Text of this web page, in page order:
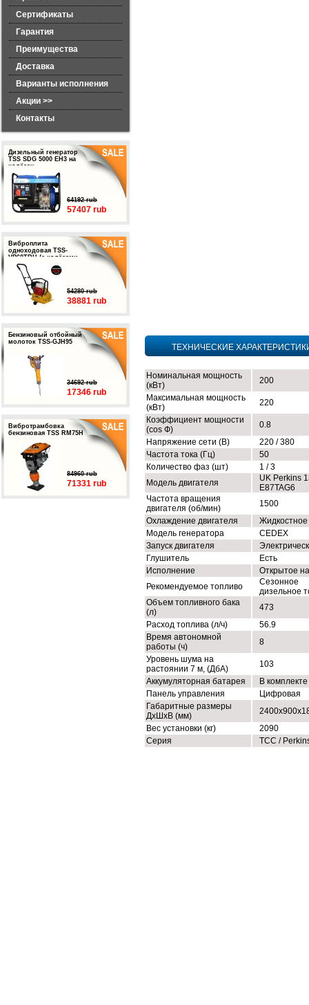
Сертификаты
Гарантия
Преимущества
Доставка
Варианты исполнения
Акции >>
Контакты
Дизельный генератор
TSS SDG 5000 EH3 на
колёсах
64192 rub
57407 rub
Виброплита
одноходовая TSS-
VP60TRH (с колёсами,
баком и ковриком)
54280 rub
38881 rub
Бензиновый отбойный
молоток TSS-GJH95
34692 rub
17346 rub
Вибротрамбовка
бензиновая TSS RM75H
84960 rub
71331 rub
ТЕХНИЧЕСКИЕ
Номинальная мощность
(кВт)
200
Максимальная мощность
(кВт)
220
Коэффициент мощности
(cos Ф)
0.8
Напряжение сети (В)
220 / 380
Частота тока (Гц)
50
Количество фаз (шт)
1 / 3
Модель двигателя
UK Perkins
E87TAG6
Частота вращения
двигателя (об/мин)
1500
Охлаждение двигателя
Жидкостное
Модель генератора
CEDEX
Запуск двигателя
Глушитель
Есть
Исполнение
Открытое
Рекомендуемое топливо
Сезонное
дизельное
Объем топливного бака
(л)
473
Расход топлива (л/ч)
56.9
Время автономной
работы (ч)
8
Уровень шума на
растоянии 7 м, (ДбА)
103
Аккумуляторная батарея
В комплекте
Панель управления
Цифровая
Габаритные размеры
ДхШхВ (мм)
Вес установки (кг)
2090
Серия
ТСС /